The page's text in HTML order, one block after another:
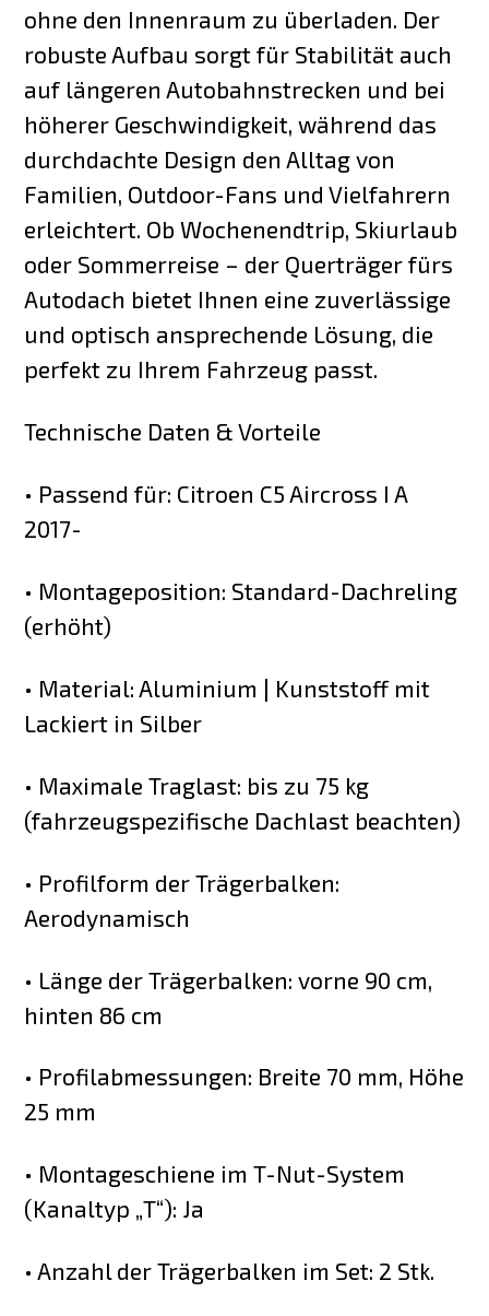
ohne den Innenraum zu überladen. Der
robuste Aufbau sorgt für Stabilität auch
auf längeren Autobahnstrecken und bei
höherer Geschwindigkeit, während das
durchdachte Design den Alltag von
Familien, Outdoor-Fans und Vielfahrern
erleichtert. Ob Wochenendtrip, Skiurlaub
oder Sommerreise – der Querträger fürs
Autodach bietet Ihnen eine zuverlässige
und optisch ansprechende Lösung, die
perfekt zu Ihrem Fahrzeug passt.
Technische Daten & Vorteile
• Passend für: Citroen C5 Aircross I A
2017-
• Montageposition: Standard-Dachreling
(erhöht)
• Material: Aluminium | Kunststoff mit
Lackiert in Silber
• Maximale Traglast: bis zu 75 kg
(fahrzeugspezifische Dachlast beachten)
• Profilform der Trägerbalken:
Aerodynamisch
• Länge der Trägerbalken: vorne 90 cm,
hinten 86 cm
• Profilabmessungen: Breite 70 mm, Höhe
25 mm
• Montageschiene im T-Nut-System
(Kanaltyp „T“): Ja
• Anzahl der Trägerbalken im Set: 2 Stk.